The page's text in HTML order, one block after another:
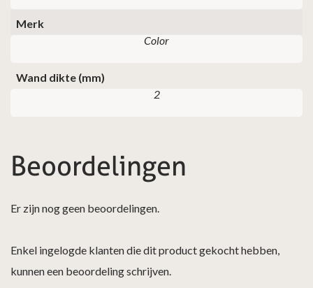
Merk
Color
Wand dikte (mm)
2
Beoordelingen
Er zijn nog geen beoordelingen.
Enkel ingelogde klanten die dit product gekocht hebben,
kunnen een beoordeling schrijven.